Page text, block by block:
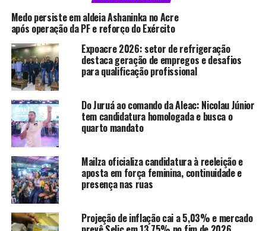
Para o empresário João Evangelista, proprietário da
Móveis Farias e presidente da Associação dos Moveleiros
de Cruzeiro do Sul, a Expoacre Juruá representa uma
importante vitrine para fortalecer o segmento, ampliar
a visibilidade das empresas e gerar novos negócios.
“Esta é uma oportunidade de mostrar ao público a
qualidade dos móveis produzidos pelos marceneiros do
Juruá. Trabalhamos para apresentar peças diferenciadas
e com alto padrão de acabamento. Também somos
gratos ao Governo do Estado, por meio do secretário de
Indústria, Marcio Agiolfi, pelo apoio ao fortalecimento
do nosso setor”, destaca.
Medo persiste em aldeia Ashaninka no Acre
após operação da PF e reforço do Exército
Expoacre 2026: setor de refrigeração
destaca geração de empregos e desafios
para qualificação profissional
Do Juruá ao comando da Aleac: Nicolau Júnior
tem candidatura homologada e busca o
quarto mandato
Mailza oficializa candidatura à reeleição e
aposta em força feminina, continuidade e
presença nas ruas
Projeção de inflação cai a 5,03% e mercado